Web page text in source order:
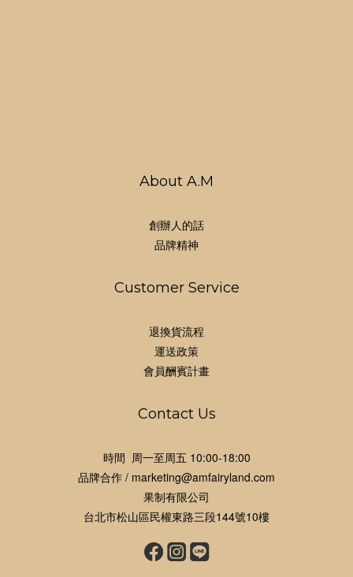
About A.M
創辦人的話
品牌精神
Customer Service
退換貨流程
運送政策
會員酬賓計畫
Contact Us
時間 周一至周五 10:00-18:00
品牌合作 / marketing@amfairyland.com
果制有限公司
台北市松山區民權東路三段144號10樓